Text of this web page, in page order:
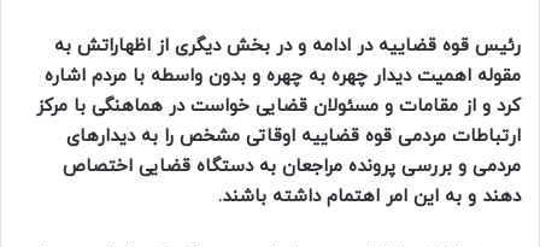
رئیس قوه قضاییه در ادامه و در بخش دیگری از اظهاراتش به
مقوله اهمیت دیدار چهره به چهره و بدون واسطه با مردم اشاره
کرد و از مقامات و مسئولان قضایی خواست در هماهنگی با مرکز
ارتباطات مردمی قوه قضاییه اوقاتی مشخص را به دیدارهای
مردمی و بررسی پرونده مراجعان به دستگاه قضایی اختصاص
دهند و به این امر اهتمام داشته باشند.